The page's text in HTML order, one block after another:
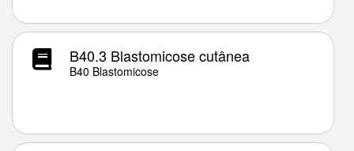
B40.3 Blastomicose cutânea
B40 Blastomicose